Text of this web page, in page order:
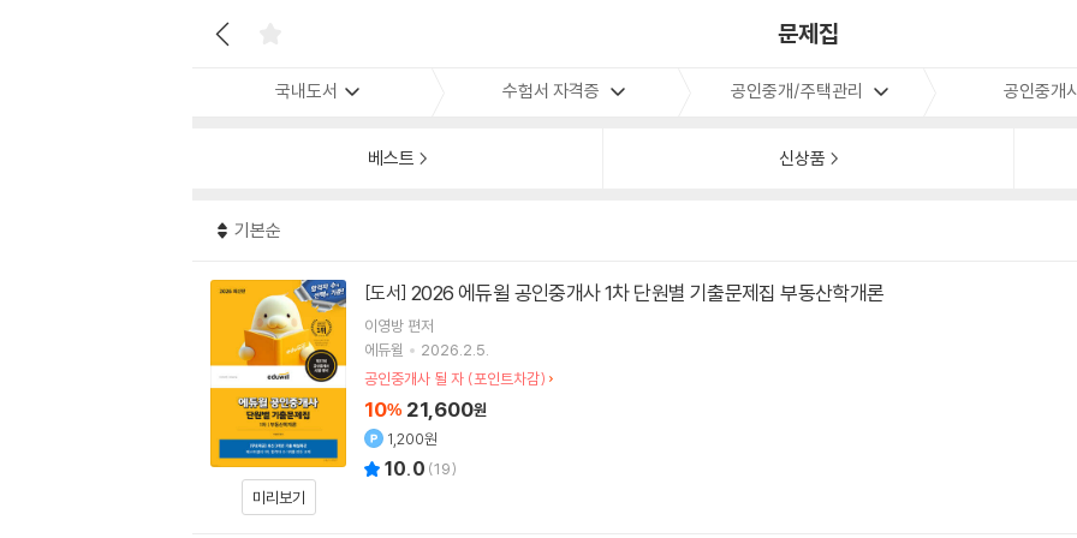
문제집
국내도서 수험서 자격증 공인중개/주택관리 공인중개
베스트 신상품
기본순
미리보기
[도서] 2026 에듀윌 공인중개사 1차 단원별 기출문제집 부동산학개론
이영방 편저
에듀윌
2026.2.5.
공인중개사 될 자 (포인트차감)
10% 21,600원
1,200원
10.0 (19)